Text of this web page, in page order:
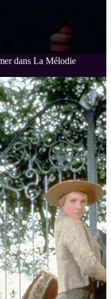
dans La Mélodie